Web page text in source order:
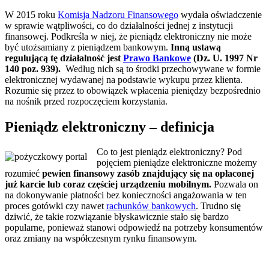
W 2015 roku Komisja Nadzoru Finansowego wydała oświadczenie
w sprawie wątpliwości, co do działalności jednej z instytucji
finansowej. Podkreśla w niej, że pieniądz elektroniczny nie może
być utożsamiany z pieniądzem bankowym. Inną ustawą
regulującą tę działalność jest Prawo Bankowe (Dz. U. 1997 Nr
140 poz. 939). Według nich są to środki przechowywane w formie
elektronicznej wydawanej na podstawie wykupu przez klienta.
Rozumie się przez to obowiązek wpłacenia pieniędzy bezpośrednio
na nośnik przed rozpoczęciem korzystania.
Pieniądz elektroniczny – definicja
Co to jest pieniądz elektroniczny? Pod
pojęciem pieniądze elektroniczne możemy
rozumieć pewien finansowy zasób znajdujący się na opłaconej
już karcie lub coraz częściej urządzeniu mobilnym. Pozwala on
na dokonywanie płatności bez konieczności angażowania w ten
proces gotówki czy nawetrachunków bankowych. Trudno się
dziwić, że takie rozwiązanie błyskawicznie stało się bardzo
popularne, ponieważ stanowi odpowiedź na potrzeby konsumentów
oraz zmiany na współczesnym rynku finansowym.